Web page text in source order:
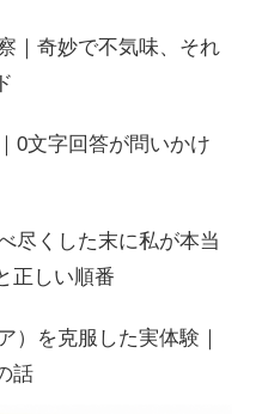
｜奇妙で不気味、それ
0文字回答が問いかけ
尽くした末に私が本当
正しい順番
）を克服した実体験｜
話